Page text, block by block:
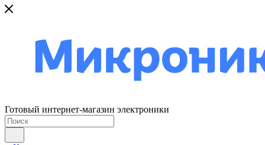
Готовый интернет-магазин электроники